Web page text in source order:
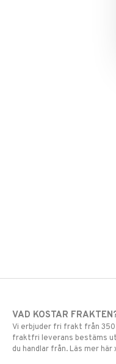
VAD KOSTAR
Vi erbjuder fri frakt från 350
fraktfri leverans bestäms
du handlar från. Läs mer här